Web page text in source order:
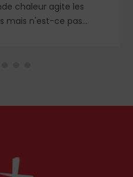
agite les
n'est-ce pas
pour un